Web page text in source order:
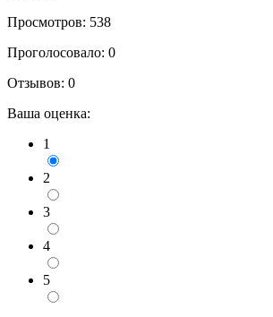
Просмотров: 538
Проголосовало: 0
Отзывов: 0
Ваша оценка:
1
2
3
4
5